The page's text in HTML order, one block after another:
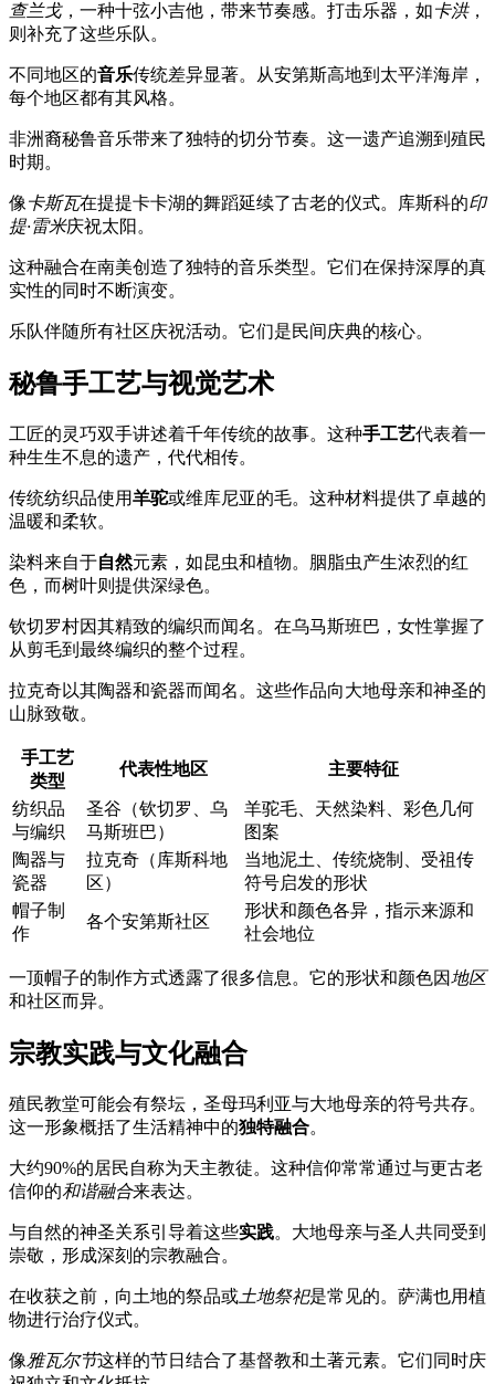
查兰戈，一种十弦小吉他，带来节奏感。打击乐器，如卡洪，
则补充了这些乐队。
不同地区的音乐传统差异显著。从安第斯高地到太平洋海岸，
每个地区都有其风格。
非洲裔秘鲁音乐带来了独特的切分节奏。这一遗产追溯到殖民
时期。
像卡斯瓦在提提卡卡湖的舞蹈延续了古老的仪式。库斯科的印
提·雷米庆祝太阳。
这种融合在南美创造了独特的音乐类型。它们在保持深厚的真
实性的同时不断演变。
乐队伴随所有社区庆祝活动。它们是民间庆典的核心。
秘鲁手工艺与视觉艺术
工匠的灵巧双手讲述着千年传统的故事。这种手工艺代表着一
种生生不息的遗产，代代相传。
传统纺织品使用羊驼或维库尼亚的毛。这种材料提供了卓越的
温暖和柔软。
染料来自于自然元素，如昆虫和植物。胭脂虫产生浓烈的红
色，而树叶则提供深绿色。
钦切罗村因其精致的编织而闻名。在乌马斯班巴，女性掌握了
从剪毛到最终编织的整个过程。
拉克奇以其陶器和瓷器而闻名。这些作品向大地母亲和神圣的
山脉致敬。
手工艺
类型
代表性地区 主要特征
纺织品
与编织
圣谷（钦切罗、乌
马斯班巴）
羊驼毛、天然染料、彩色几何
图案
陶器与
瓷器
拉克奇（库斯科地
区）
当地泥土、传统烧制、受祖传
符号启发的形状
帽子制
作
各个安第斯社区
形状和颜色各异，指示来源和
社会地位
一顶帽子的制作方式透露了很多信息。它的形状和颜色因地区
和社区而异。
宗教实践与文化融合
殖民教堂可能会有祭坛，圣母玛利亚与大地母亲的符号共存。
这一形象概括了生活精神中的独特融合。
大约90%的居民自称为天主教徒。这种信仰常常通过与更古老
信仰的和谐融合来表达。
与自然的神圣关系引导着这些实践。大地母亲与圣人共同受到
崇敬，形成深刻的宗教融合。
在收获之前，向土地的祭品或土地祭祀是常见的。萨满也用植
物进行治疗仪式。
像雅瓦尔节这样的节日结合了基督教和土著元素。它们同时庆